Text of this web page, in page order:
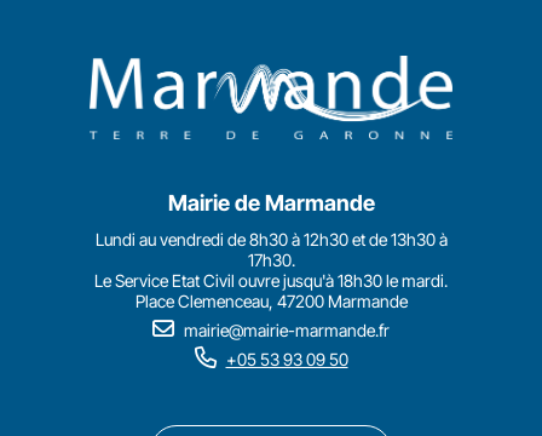
Mairie de Marmande
Lundi au vendredi de 8h30 à 12h30 et de 13h30 à
17h30.
Le Service Etat Civil ouvre jusqu'à 18h30 le mardi.
Place Clemenceau, 47200 Marmande
mairie@mairie-marmande.fr
+05 53 93 09 50